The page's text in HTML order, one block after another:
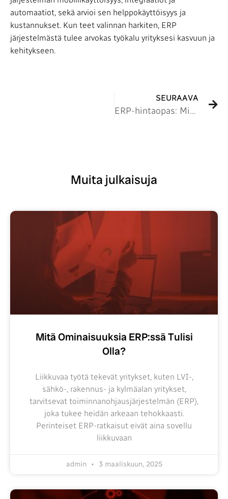
automaatiot, sekä arvioi sen helppokäyttöisyys ja
kustannukset. Kun teet valinnan harkiten, ERP
järjestelmästä tulee arvokas työkalu yrityksesi kasvuun ja
kehitykseen.
SEURAAVA
ERP-hintaopas: Mistä toiminnanohjausjärjestelmän kustannukset koostuvat?
Muita julkaisuja
Mitä Ominaisuuksia ERP:ssä Tulisi
Olla?
Liikkuvaa työtä tekevät yritykset, kuten LVI-,
sähkö-, rakennus- ja kylmäalan yritykset,
tarvitsevat toiminnanohjausjärjestelmän (ERP),
joka tukee heidän arkeaan tehokkaasti.
Perinteiset ERP-ratkaisut eivät aina sovellu
liikkuvaan
admin 3 maaliskuun, 2025